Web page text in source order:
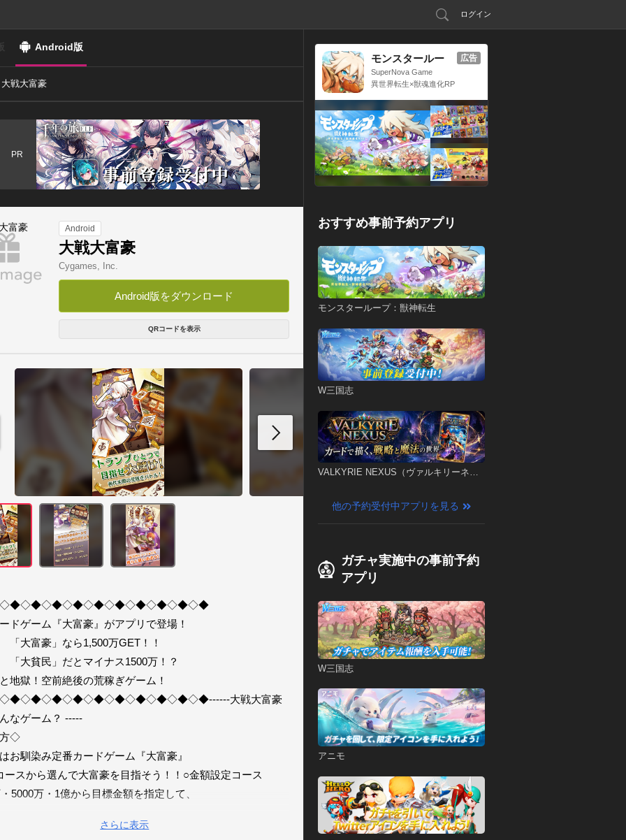
ログイン
Android版
大戦大富豪
PR
Android
大戦大富豪
Cygames, Inc.
Android版をダウンロード
QRコードを表示
ドゲーム『大富豪』がアプリで登場！
豪」なら1,500万GET！！
民」だとマイナス1500万！？
地獄！空前絶後の荒稼ぎゲーム！
大戦大富豪
なゲーム？ -----
◇
お馴染み定番カードゲーム『大富豪』
ースから選んで大富豪を目指そう！！○金額設定コース
5000万・1億から目標金額を指定して、
に勝ち続けライバルより早く目標金額に到達しよう！○エンド
さらに表示
モンスタールー
プ：獣神転生
SuperNova Game
異世界転生×獣魂進化RP
広告
おすすめ事前予約アプリ
モンスターループ：獣神転生
W三国志
VALKYRIE NEXUS（ヴァルキリーネク
他の予約受付中アプリを見る
ガチャ実施中の事前予約
アプリ
W三国志
アニモ